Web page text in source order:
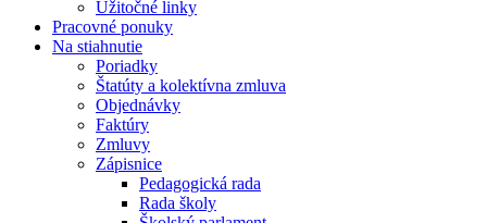
Užitočné linky
Pracovné ponuky
Na stiahnutie
Poriadky
Štatúty a kolektívna zmluva
Objednávky
Faktúry
Zmluvy
Zápisnice
Pedagogická rada
Rada školy